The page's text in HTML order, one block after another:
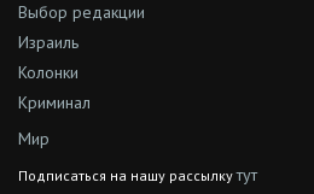
Выбор редакции
Израиль
Колонки
Криминал
Мир
Подписаться на нашу рассылкутут